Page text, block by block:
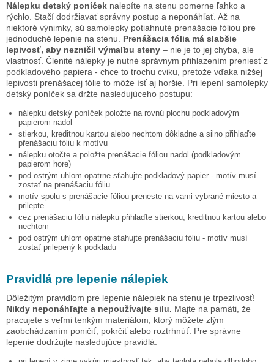
Nálepku detský poníček nalepíte na stenu pomerne ľahko a
rýchlo. Stačí dodržiavať správny postup a neponáhľať. Až na
niektoré výnimky, sú samolepky potiahnuté prenášacie fóliou pre
jednoduché lepenie na stenu. Prenášacia fólia má slabšie
lepivosť, aby nezničil výmaľbu steny – nie je to jej chyba, ale
vlastnosť. Členité nálepky je nutné správnym přihlazením preniesť z
podkladového papiera - chce to trochu cviku, pretože vďaka nižšej
lepivosti prenášacej fólie to môže ísť aj horšie. Pri lepení samolepky
detský poníček sa držte nasledujúceho postupu:
nálepku detský poníček položte na rovnú plochu podkladovým
papierom nadol
stierkou, kreditnou kartou alebo nechtom dôkladne a silno přihlaďte
přenášaciu fóliu k motívu
nálepku otočte a položte prenášacie fóliou nadol (podkladovým
papierom hore)
pod ostrým uhlom opatrne sťahujte podkladový papier - motív musí
zostať na prenášaciu fóliu
motív spolu s prenášacie fóliou preneste na vami vybrané miesto a
prilepte
cez prenášaciu fóliu nálepku přihlaďte stierkou, kreditnou kartou alebo
nechtom
pod ostrým uhlom opatrne sťahujte prenášaciu fóliu - motív musí
zostať prilepený k podkladu
Pravidlá pre lepenie nálepiek
Dôležitým pravidlom pre lepenie nálepiek na stenu je trpezlivosť!
Nikdy neponáhľajte a nepoužívajte silu. Majte na pamäti, že
pracujete s veľmi tenkým materiálom, ktorý môžete zlým
zaobchádzaním poničiť, pokrčiť alebo roztrhnúť. Pre správne
lepenie dodržujte nasledujúce pravidlá: